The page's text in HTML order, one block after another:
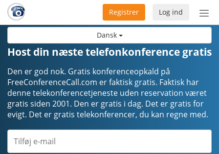
Dansk
Slå
Log ind
Registrer
Host din næste telefonkonference gratis
Den er god nok. Gratis konferenceopkald på
FreeConferenceCall.com er faktisk gratis. Faktisk har
denne telekonferencetjeneste uden reservation været
gratis siden 2001. Den er gratis i dag. Det er gratis for
evigt. Det er gratis telekonferencer, du kan regne med.